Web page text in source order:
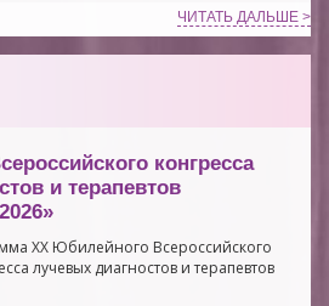
ЧИТАТЬ ДАЛЬШЕ >
конгресса
и терапевтов
XX Юбилейного Всероссийского
лучевых диагностов и терапевтов